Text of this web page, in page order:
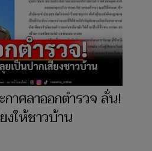
าศลาออกตำรวจ ลั่น!
งให้ชาวบ้าน